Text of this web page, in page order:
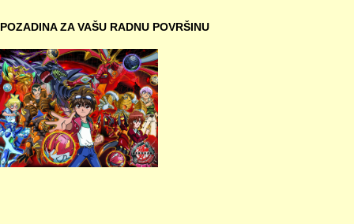
POZADINA ZA VAŠU RADNU POVRŠINU